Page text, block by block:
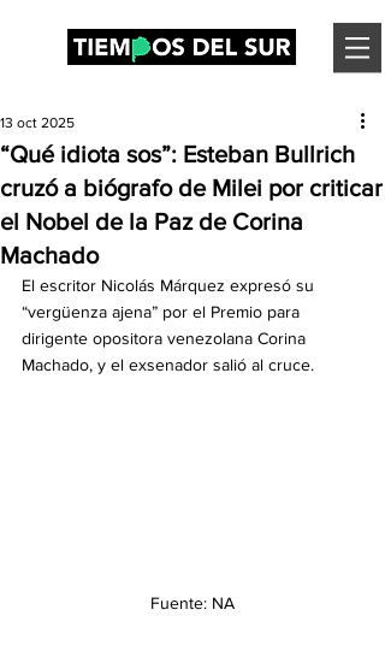
“Qué idiota sos”: Esteban Bullrich
cruzó a biógrafo de Milei por criticar
el Nobel de la Paz de Corina
Machado
13 oct 2025
El escritor Nicolás Márquez expresó su
“vergüenza ajena” por el Premio para
dirigente opositora venezolana Corina
Machado, y el exsenador salió al cruce.
Fuente: NA